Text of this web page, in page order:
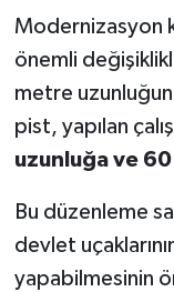
Modernizasyon
önemli
metre
pist, yapılan
uzunluğa ve
Bu düzenleme
devlet
yapabilmesinin